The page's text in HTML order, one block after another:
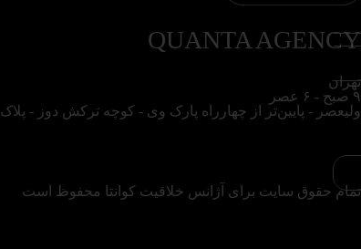
QUANTA AGENCY
تهران
۹ صبح - ۶ عصر
ولیعصر - پایین‌تر از چهارراه پارک وی - کوچه ترکش دوز - پلاک ۳- طبقه دوم
تمام حقوق سایت برای آژانس خلاقیت کوانتا محفوظ است